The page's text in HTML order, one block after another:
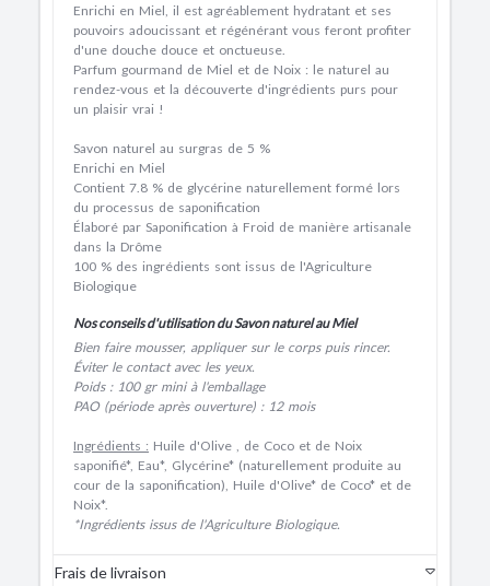
Enrichi en Miel , il est agréablement hydratant et ses
pouvoirs adoucissant et régénérant vous feront profiter
d'une douche douce et onctueuse
Parfum gourmand de Miel et de Noix : le naturel au
rendez-vous et la découverte d'ingrédients purs pour
un plaisir vrai !
Savon naturel au surgras de 5 %
Enrichi en Miel
Contient 7.8 % de glycérine naturellement formé lors
du processus de saponification
Élaboré par Saponification à Froid de manière artisanale
dans la Drôme
100 % des ingrédients sont issus de l'Agriculture
Biologique
Nos conseils d'utilisation du Savon naturel au Miel
Bien faire mousser, appliquer sur le corps puis rincer.
Éviter le contact avec les yeux.
Poids : 100 gr mini à l'emballage
PAO (période après ouverture) : 12 mois
Ingrédients : Huile d'Olive , de Coco et de Noix
saponifié*, Eau*, Glycérine* (naturellement produite au
cour de la saponification), Huile d'Olive* de Coco* et de
Noix*.
*Ingrédients issus de l'Agriculture Biologique.
Frais de livraison